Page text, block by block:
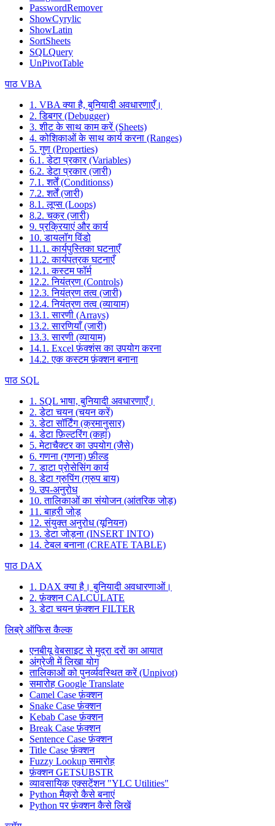
PasswordRemover
ShowCyrylic
ShowLatin
SortSheets
SQLQuery
UnPivotTable
पाठ VBA
1. VBA क्या है, बुनियादी अवधारणाएँ।
2. डिबगर (Debugger)
3. शीट के साथ काम करें (Sheets)
4. कोशिकाओं के साथ कार्य करना (Ranges)
5. गुण (Properties)
6.1. डेटा प्रकार (Variables)
6.2. डेटा प्रकार (जारी)
7.1. शर्तें (Conditionss)
7.2. शर्तें (जारी)
8.1. लूप्स (Loops)
8.2. चक्र (जारी)
9. प्रक्रियाएं और कार्य
10. डायलॉग विंडो
11.1. कार्यपुस्तिका घटनाएँ
11.2. कार्यपत्रक घटनाएँ
12.1. कस्टम फॉर्म
12.2. नियंत्रण (Controls)
12.3. नियंत्रण तत्व (जारी)
12.4. नियंत्रण तत्व (व्यायाम)
13.1. सारणी (Arrays)
13.2. सारणियाँ (जारी)
13.3. सारणी (व्यायाम)
14.1. Excel फ़ंक्शंस का उपयोग करना
14.2. एक कस्टम फ़ंक्शन बनाना
पाठ SQL
1. SQL भाषा, बुनियादी अवधारणाएँ।
2. डेटा चयन (चयन करें)
3. डेटा सॉर्टिंग (क्रमानुसार)
4. डेटा फ़िल्टरिंग (कहां)
5. मेटाचैक्टर का उपयोग (जैसे)
6. गणना (गणना) फ़ील्ड
7. डाटा प्रोसेसिंग कार्य
8. डेटा ग्रुपिंग (ग्रुप बाय)
9. उप-अनुरोध
10. तालिकाओं का संयोजन (आंतरिक जोड़)
11. बाहरी जोड़
12. संयुक्त अनुरोध (यूनियन)
13. डेटा जोड़ना (INSERT INTO)
14. टेबल बनाना (CREATE TABLE)
पाठ DAX
1. DAX क्या है। बुनियादी अवधारणाओं।
2. फ़ंक्शन CALCULATE
3. डेटा चयन फ़ंक्शन FILTER
लिब्रे ऑफिस कैल्क
एनबीयू वेबसाइट से मुद्रा दरों का आयात
अंग्रेजी में लिखा योग
तालिकाओं को पुनर्व्यवस्थित करें (Unpivot)
समारोह Google Translate
Camel Case फ़ंक्शन
Snake Case फ़ंक्शन
Kebab Case फ़ंक्शन
Break Case फ़ंक्शन
Sentence Case फ़ंक्शन
Title Case फ़ंक्शन
Fuzzy Lookupसमारोह
फ़ंक्शन GETSUBSTR
व्यावसायिक एक्सटेंशन "YLC Utilities"
Python मैक्रो कैसे बनाएं
Python पर फ़ंक्शन कैसे लिखें